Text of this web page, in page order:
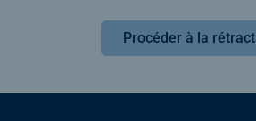
Procéder à la